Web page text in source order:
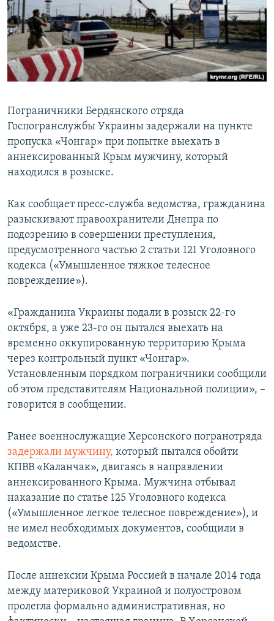
ПОБЕДИТЕЛЕЙ НЕ СУДЯТ?
КРЫМ.НЕПОКОРЕННЫЙ
ELIFBE
УКРАИНСКАЯ ПРОБЛЕМА КРЫМА
ПРИСОЕДИНЯЙТЕСЬ!
Пограничники Бердянского отряда
Госпогранслужбы Украины задержали на пункте
пропуска «Чонгар» при попытке выехать в
аннексированный Крым мужчину, который
находился в розыске.
Как сообщает пресс-служба ведомства, гражданина
разыскивают правоохранители Днепра по
подозрению в совершении преступления,
предусмотренного частью 2 статьи 121 Уголовного
кодекса («Умышленное тяжкое телесное
повреждение»).
«Гражданина Украины подали в розыск 22-го
октября, а уже 23-го он пытался выехать на
временно оккупированную территорию Крыма
через контрольный пункт «Чонгар».
Установленным порядком пограничники сообщили
об этом представителям Национальной полиции», –
говорится в сообщении.
Ранее военнослужащие Херсонского погранотряда
задержали мужчину, который пытался обойти
КПВВ «Каланчак», двигаясь в направлении
аннексированного Крыма. Мужчина отбывал
наказание по статье 125 Уголовного кодекса
(«Умышленное легкое телесное повреждение»), и
не имел необходимых документов, сообщили в
ведомстве.
После аннексии Крыма Россией в начале 2014 года
между материковой Украиной и полуостровом
пролегла формально административная, но